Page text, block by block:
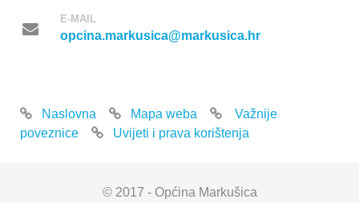
E-MAIL
opcina.markusica@markusica.hr
Naslovna Mapa weba
Važnije
poveznice
Uvijeti i prava korištenja
© 2017 - Općina Markušica